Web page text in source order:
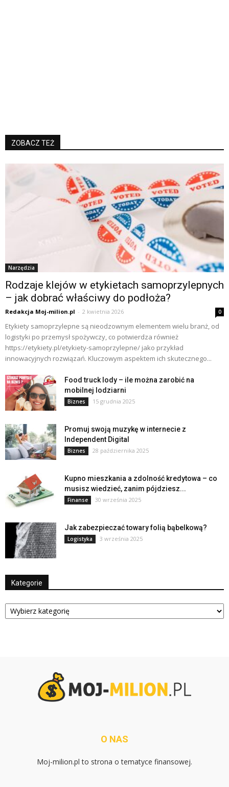
ZOBACZ TEŻ
Narzędzia
Rodzaje klejów w etykietach samoprzylepnych
– jak dobrać właściwy do podłoża?
Redakcja Moj-milion.pl - 2 kwietnia 2026 0
Etykiety samoprzylepne są nieodzownym elementem wielu branż, od
logistyki po przemysł spożywczy, co potwierdza również
https://etykiety.pl/etykiety-samoprzylepne/ jako przykład
innowacyjnych rozwiązań. Kluczowym aspektem ich skutecznego...
Food truck lody – ile można zarobić na
mobilnej lodziarni
Biznes 15 grudnia 2025
Promuj swoją muzykę w internecie z
Independent Digital
Biznes 28 października 2025
Kupno mieszkania a zdolność kredytowa – co
musisz wiedzieć, zanim pójdziesz...
Finanse 30 września 2025
Jak zabezpieczać towary folią bąbelkową?
Logistyka 3 września 2025
Kategorie
Kategorie
O NAS
Moj-milion.pl to strona o tematyce finansowej.